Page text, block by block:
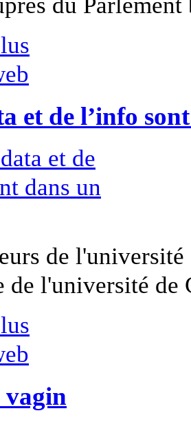
et de l’info
de
de l'université
vagin